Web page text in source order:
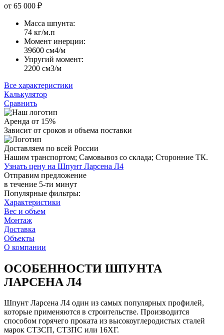
от 65 000 ₽
Масса шпунта:
74 кг/м.п
Момент инерции:
39600 cм4/м
Упругий момент:
2200 cм3/м
Все характеристики
Калькулятор
Сравнить
Аренда от 15%
Зависит от сроков и объема поставки
Доставляем по всей России
Нашим транспортом; Самовывоз со склада; Сторонние ТК.
Узнать цену на Шпунт Ларсена Л4
Отправим предложение
в течение 5-ти минут
Популярные фильтры:
Характеристики
Вес и объем
Монтаж
Доставка
Объекты
О компании
ОСОБЕННОСТИ ШПУНТА
ЛАРСЕНА Л4
Шпунт Ларсена Л4 один из самых популярных профилей,
которые применяются в строительстве. Производится
способом горячего проката из высокоуглеродистых сталей
марок СТ3СП, СТ3ПС или 16ХГ.